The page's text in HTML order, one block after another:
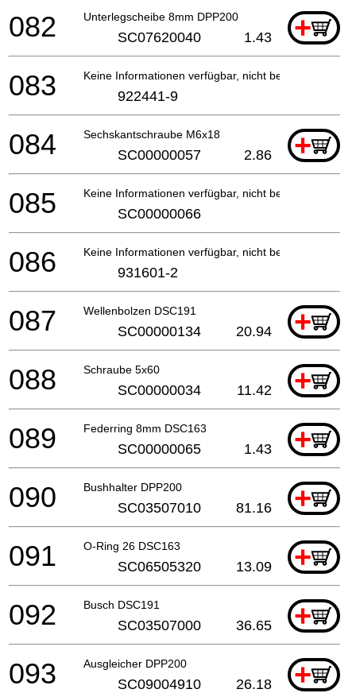
Unterlegscheibe 8mm DPP200 +
082 SC07620040 1.43
Keine Informationen verfügbar, nicht bestellbar
083 922441-9
Sechskantschraube M6x18 +
084 SC00000057 2.86
Keine Informationen verfügbar, nicht bestellbar
085 SC00000066
Keine Informationen verfügbar, nicht bestellbar
086 931601-2
Wellenbolzen DSC191 +
087 SC00000134 20.94
Schraube 5x60 +
088 SC00000034 11.42
Federring 8mm DSC163 +
089 SC00000065 1.43
Bushhalter DPP200 +
090 SC03507010 81.16
O-Ring 26 DSC163 +
091 SC06505320 13.09
Busch DSC191 +
092 SC03507000 36.65
Ausgleicher DPP200 +
093 SC09004910 26.18